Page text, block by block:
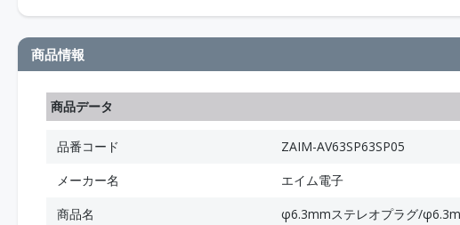
商品情報
商品データ
品番コード
ZAIM-AV63SP63SP05
メーカー名
エイム電子
商品名
φ6.3mmステレオプラグ/